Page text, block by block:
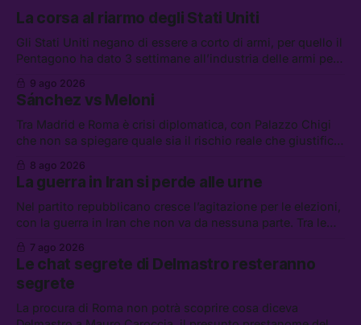
La corsa al riarmo degli Stati Uniti
Gli Stati Uniti negano di essere a corto di armi, per quello il
Pentagono ha dato 3 settimane all’industria delle armi per
continuerà ad usare i servizi di Palantir, la protesta contro
La Russa, e la centrale elettrica di Amazon in Texas
9 ago 2026
Sánchez vs Meloni
Tra Madrid e Roma è crisi diplomatica, con Palazzo Chigi
che non sa spiegare quale sia il rischio reale che giustifica
di difesa tra Arabia Saudita, Pakistan e Turchia, la crisi del
carburante irregolare, e un altro caso di IA ribelle
8 ago 2026
La guerra in Iran si perde alle urne
Nel partito repubblicano cresce l’agitazione per le elezioni,
con la guerra in Iran che non va da nessuna parte. Tra le
lavoro, Schlein prova a mettere in sicurezza la coalizione, e
che cos’è lo “Spiralismo,” la religione degli agenti IA
7 ago 2026
Le chat segrete di Delmastro resteranno
segrete
La procura di Roma non potrà scoprire cosa diceva